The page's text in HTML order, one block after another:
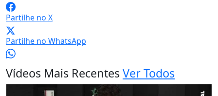
Partilhe no X
Partilhe no WhatsApp
Vídeos Mais RecentesVer Todos